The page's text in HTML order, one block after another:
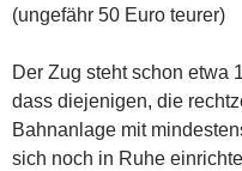
(ungefähr 50 Euro teurer)
Der Zug steht schon etwa
dass diejenigen, die
Bahnanlage mit
sich noch in Ruhe